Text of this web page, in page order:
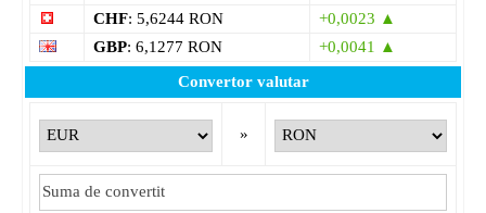
CHF: 5,6244 RON
+0,0023 ▲
GBP: 6,1277 RON
+0,0041 ▲
Convertor valutar
»